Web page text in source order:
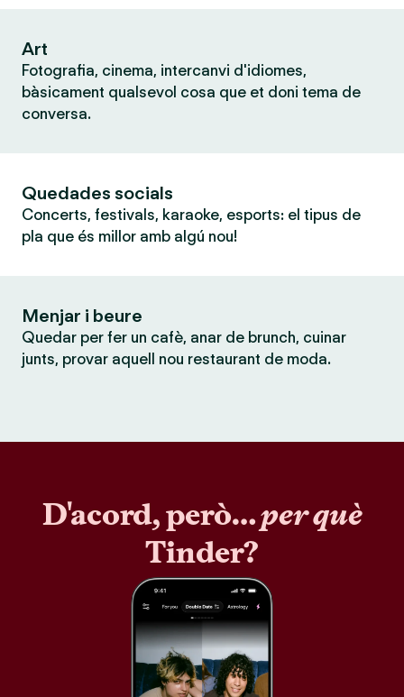
Art
Fotografia, cinema, intercanvi d'idiomes,
bàsicament qualsevol cosa que et doni tema de
conversa.
Quedades socials
Concerts, festivals, karaoke, esports: el tipus de
pla que és millor amb algú nou!
Menjar i beure
Quedar per fer un cafè, anar de brunch, cuinar
junts, provar aquell nou restaurant de moda.
D'acord, però…per què
Tinder?